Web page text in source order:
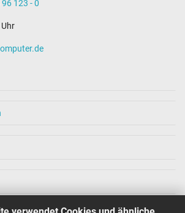
123 - 0